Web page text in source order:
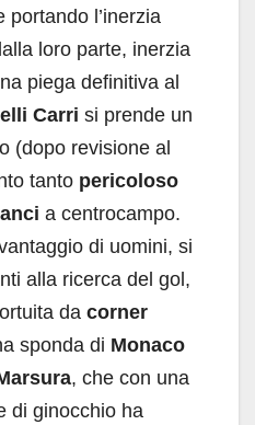
portando l’inerzia
loro parte, inerzia
piega definitiva al
Carri si prende un
(dopo revisione al
tanto pericoloso
a centrocampo.
di uomini, si
alla ricerca del gol,
da corner
sponda di Monaco
, che con una
di ginocchio ha